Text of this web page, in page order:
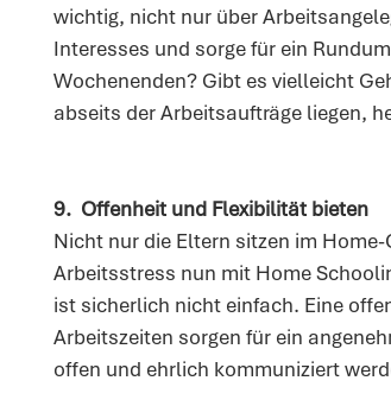
wichtig, nicht nur über
Interesses und sorge für ein
Wochenenden? Gibt es vielleicht
abseits der Arbeitsaufträge liegen,
9. Offenheit und Flexibilität bieten
Nicht nur die Eltern sitzen im
Arbeitsstress nun mit Home
ist sicherlich nicht einfach. Eine
Arbeitszeiten sorgen für ein
offen und ehrlich kommuniziert